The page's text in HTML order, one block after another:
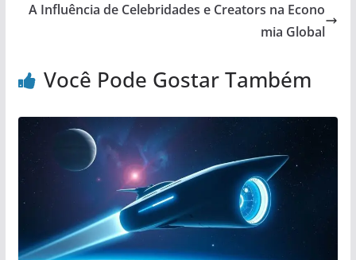
A Influência de Celebridades e Creators na Econo
mia Global
Você Pode Gostar Também